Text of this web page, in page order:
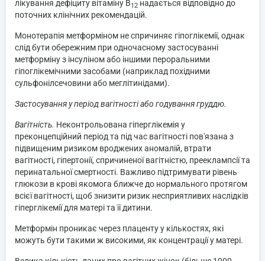
лікування дефіциту вітаміну B12 надається відповідно до
поточних клінічних рекомендацій.
Монотерапія метформіном не спричиняє гіпоглікемії, однак
слід бути обережним при одночасному застосуванні
метформіну з інсуліном або іншими пероральними
гіпоглікемічними засобами (наприклад похідними
сульфонілсечовини або меглітинідами).
Застосування у період вагітності або годування груддю.
Вагітність. Неконтрольована гіперглікемія у
преконцепційний період та під час вагітності пов'язана з
підвищеним ризиком вроджених аномалій, втрати
вагітності, гіпертонії, спричиненої вагітністю, прееклампсії та
перинатальної смертності. Важливо підтримувати рівень
глюкози в крові якомога ближче до нормального протягом
всієї вагітності, щоб знизити ризик несприятливих наслідків
гіперглікемії для матері та її дитини.
Метформін проникає через плаценту у кількостях, які
можуть бути такими ж високими, як концентрації у матері.